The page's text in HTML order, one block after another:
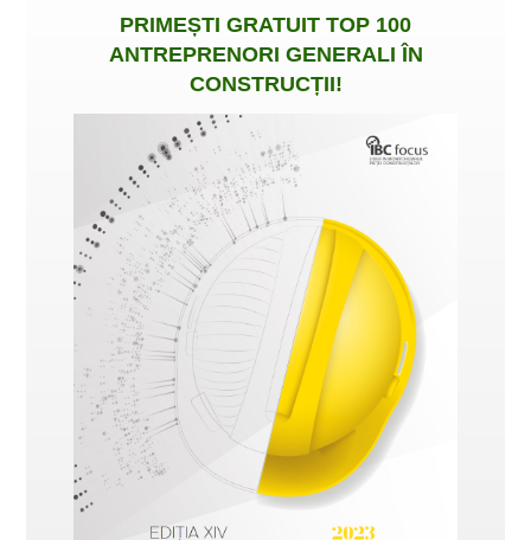
PRIMEȘTI GRATUIT TOP 100
ANTREPRENORI GENERALI ÎN
CONSTRUCȚII!